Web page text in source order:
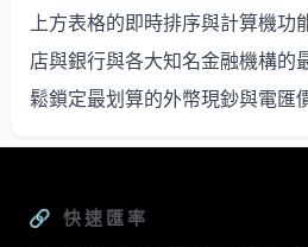
上方表格的即時排序與計算機功
店與銀行與各大知名金融機構的
鬆鎖定最划算的外幣現鈔與電匯
🔗 快速匯率